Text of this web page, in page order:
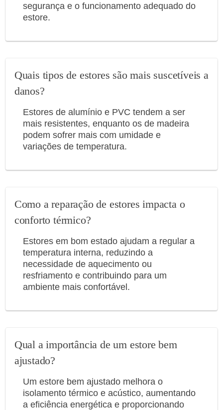
segurança e o funcionamento adequado do
estore.
Quais tipos de estores são mais suscetíveis a
danos?
Estores de alumínio e PVC tendem a ser
mais resistentes, enquanto os de madeira
podem sofrer mais com umidade e
variações de temperatura.
Como a reparação de estores impacta o
conforto térmico?
Estores em bom estado ajudam a regular a
temperatura interna, reduzindo a
necessidade de aquecimento ou
resfriamento e contribuindo para um
ambiente mais confortável.
Qual a importância de um estore bem
ajustado?
Um estore bem ajustado melhora o
isolamento térmico e acústico, aumentando
a eficiência energética e proporcionando